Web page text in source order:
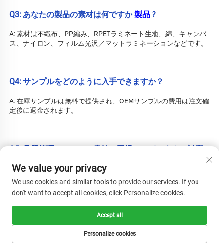
Q3: あなたの製品の素材は何ですか 製品 ?
A: 素材は不織布、PP編み、RPETラミネート生地、綿、キャンバ
ス、ナイロン、フィルム光沢／マットラミネーションなどです。
Q4: サンプルをどのように入手できますか？
A: 在庫サンプルは無料で提供され、OEMサンプルの費用は注文確
定後に返金されます。
Q5: 品質管理について、貴社の工場ではどのように対応
A: 品質が最優先です。私たちは常に、最初から最後まで品質管理
を非常に重視しています。当社はBSCI、ISO14001:2015、
ISO9001:2008、SMETA、BRCの各認証を取得しています。合格
率：98％以上。
Q6: 貴社の世界的ブランドのお客様はどこですか？
We value your privacy
We use cookies and similar tools to provide our services. If you
don't want to accept all cookies, click Personalize cookies.
Personalize cookies
Accept all